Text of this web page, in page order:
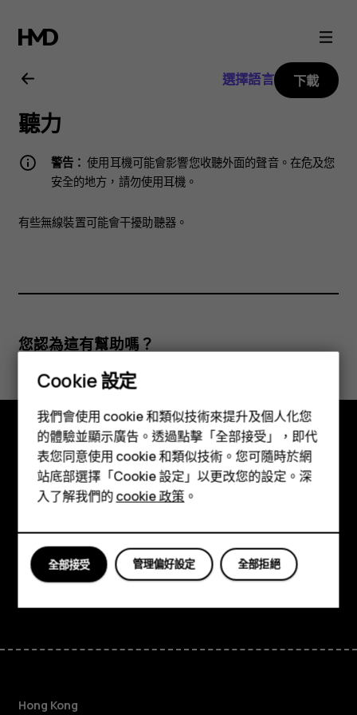
Nokia
3.2
用
戶
南
智慧型手機
功能型手機
配件
平板電腦
選擇語言 下載
聽力
警告： 使用耳機可能會影響您收聽外面的聲音。在危及您
安全的地方，請勿使用耳機。
有些無線裝置可能會干擾助聽器。
您認為這有幫助嗎？
是 否
探索
關於
支援
FacebookInstagram
TiktokYoutubeLinkedinDiscord
Hong Kong
Cookie 設定
我們會使用 cookie 和類似技術來提升及個人化您
的體驗並顯示廣告。透過點擊「全部接受」，即代
表您同意使用 cookie 和類似技術。您可隨時於網
站底部選擇「Cookie 設定」以更改您的設定。深
入了解我們的cookie 政策 。
全部拒絕
管理偏好設定
全部接受